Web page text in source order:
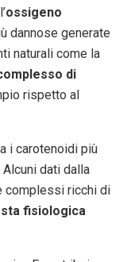
ossigeno
dannose generate
naturali come la
di
rispetto al
i carotenoidi più
dati dalla
complessi ricchi di
fisiologica